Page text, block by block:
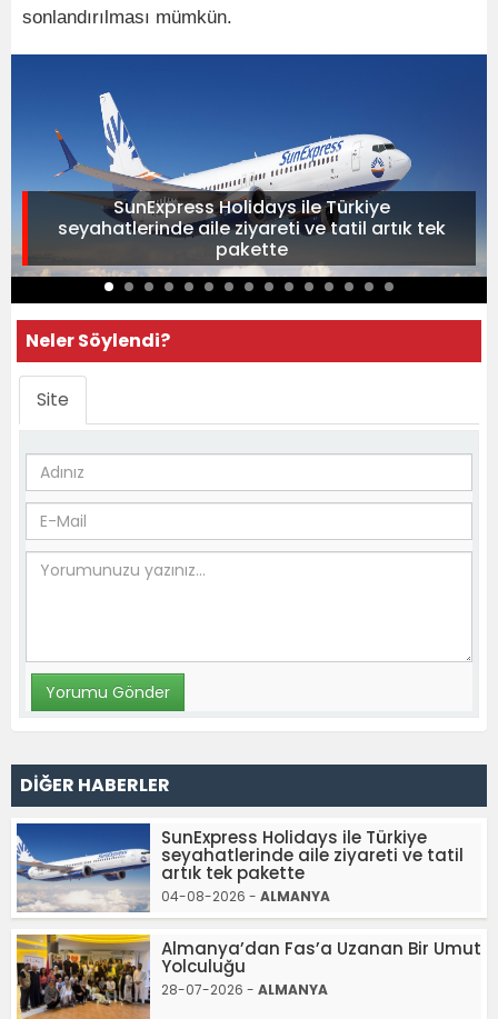
sonlandırılması mümkün.
SunExpress Holidays ile Türkiye
seyahatlerinde aile ziyareti ve tatil artık tek
pakette
Neler Söylendi?
Site
DİĞER HABERLER
SunExpress Holidays ile Türkiye
seyahatlerinde aile ziyareti ve tatil
artık tek pakette
04-08-2026 - ALMANYA
Almanya’dan Fas’a Uzanan Bir Umut
Yolculuğu
28-07-2026 - ALMANYA